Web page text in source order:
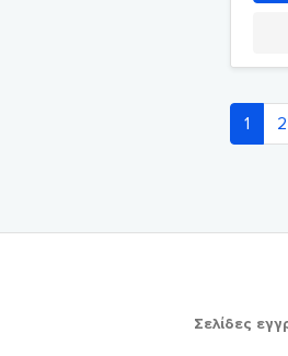
1 2
Σελίδες